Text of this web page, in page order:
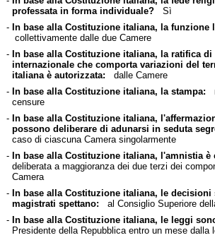
professata in forma individuale?Sì
- In base alla Costituzione italiana, la funzione
collettivamente dalle due Camere
- In base alla Costituzione italiana, la ratifica di
internazionale che comporta variazioni del
italiana è autorizzata: dalle Camere
- In base alla Costituzione italiana, la stampa:
censure
- In base alla Costituzione italiana,
possono deliberare di adunarsi in seduta
caso di ciascuna Camera singolarmente
- In base alla Costituzione italiana, l'amnistia è
deliberata a maggioranza dei due terzi dei
Camera
- In base alla Costituzione italiana, le
magistrati spettano: al Consiglio Superiore
- In base alla Costituzione italiana, le leggi
Presidente della Repubblica entro un mese dalla